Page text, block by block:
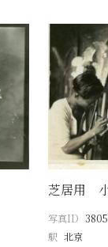
芝居用
写真ID
駅 北京